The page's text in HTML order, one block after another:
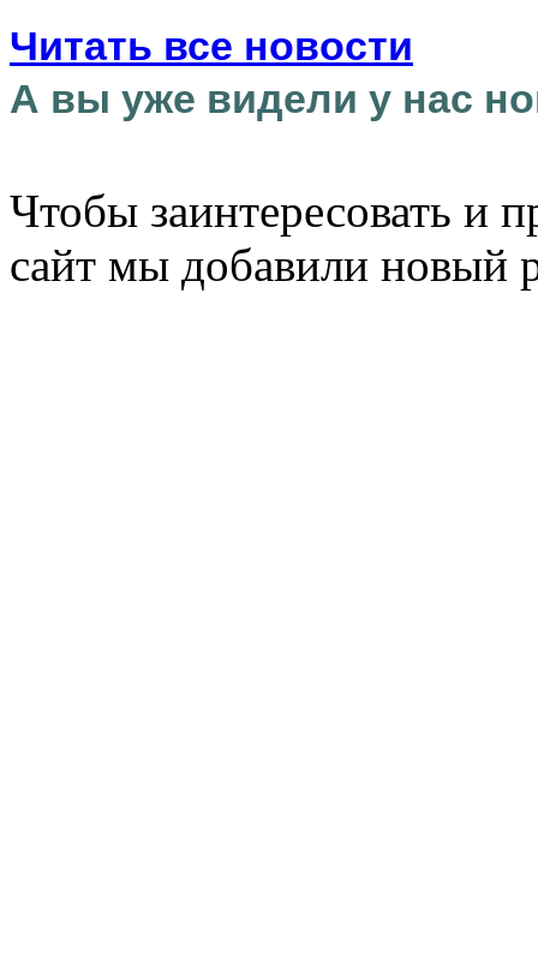
Читать все новости
А вы уже видели у нас
Чтобы заинтересовать и
сайт мы добавили новый